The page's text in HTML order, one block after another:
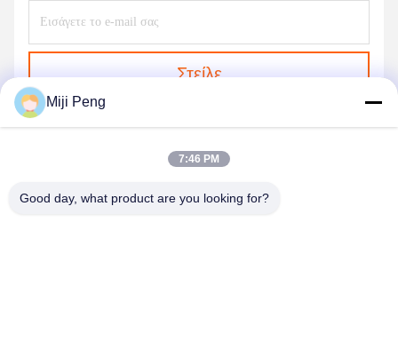
Στείλε
Miji Peng
7:46 PM
Good day, what product are you looking for?